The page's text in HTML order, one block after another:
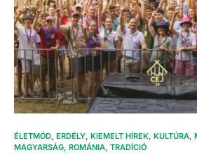
ÉLETMÓD ERDÉLY KIEMELT HÍREK KULTÚRA
MAGYARSÁG ROMÁNIA TRADÍCIÓ